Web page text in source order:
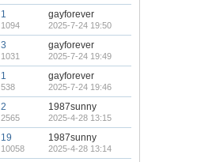
1
1094
gayforever
2025-7-24 19:50
3
1031
gayforever
2025-7-24 19:49
1
538
gayforever
2025-7-24 19:46
2
2565
1987sunny
2025-4-28 13:15
19
10058
1987sunny
2025-4-28 13:14